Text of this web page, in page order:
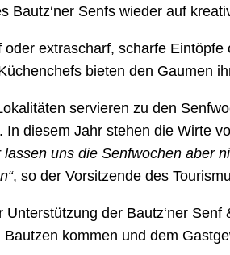
Bautz‘ner Senfs wieder auf
oder extrascharf, scharfe
bieten den Gaumen
servieren zu den
In diesem Jahr stehen die Wirte
lassen uns die Senfwochen aber
, so der Vorsitzende des
Unterstützung der Bautz‘ner
Bautzen kommen und dem